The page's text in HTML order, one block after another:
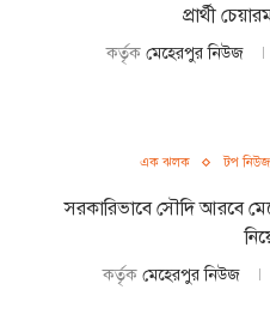
প্রার্থী
কর্তৃক মেহেরপুর নিউজ
এক ঝলক টপ নিউজ
সরকারিভাবে সৌদি আরবে
কর্তৃক মেহেরপুর নিউজ